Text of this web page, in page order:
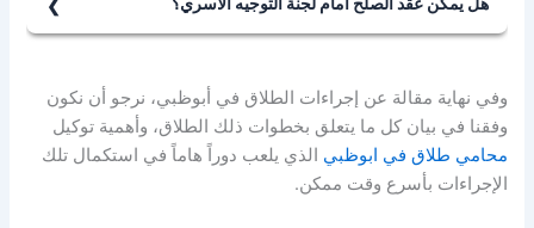
يتفق بشأنها الموكل مع المحامي.
العائد على الموكل نتيجة ربحه للدعوى.
بالتراضي.
بحيث يتفق كلا الزوجين على كافة النقاط المتعلقة بذلك
الطلاق. ويتم التوقيع من قبلهما على تلك الاتفاقية، ويتم
توثيقها والتوقيع عليها من قبل الموجه الأسري، وتعتبر سنداً
وفي نهاية مقالة عن إجراءات الطلاق في أبوظبي، نرجو أن نكون
وفقنا في بيان كل ما يتعلق بخطوات ذلك الطلاق، وأهمية توكيل
محامي طلاق في ابوظبي الذي يلعب دوراً هاماً في استكمال تلك
الإجراءات بأسرع وقت ممكن.